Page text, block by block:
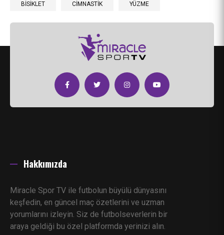
BİSİKLET CİMNASTİK YÜZME
Hakkımızda
Miracle Spor TV ile futbolun büyülü dünyasını
keşfedin, en güncel maç özetlerini ve uzman
yorumlarını izleyin. Siz de futbolseverlerin bir
araya geldiği bu özel platformda yerinizi alın.